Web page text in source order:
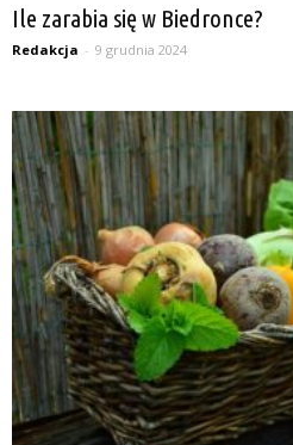
Ile zarabia się w Biedronce?
Redakcja - 9 grudnia 2024